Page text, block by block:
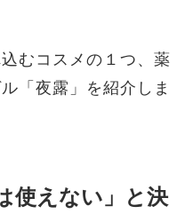
むコスメの１つ、薬
「夜露」を紹介しま
使えない」と決